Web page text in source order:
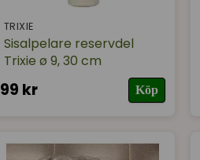
TRIXIE
Sisalpelare reservdel
Trixie ø 9, 30 cm
99 kr Köp